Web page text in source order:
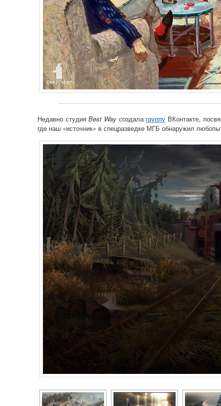
Недавно студияBest Way создалагруппу ВКонтакте,
где наш «источник» в спецразведке МГБ обнаружил